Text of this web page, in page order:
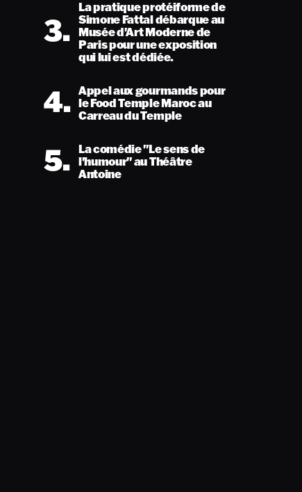
3.
La pratique protéiforme de
Simone Fattal débarque au
Musée d'Art Moderne de
Paris pour une exposition
qui lui est dédiée.
4. Appel aux gourmands pour
le Food Temple Maroc au
Carreau du Temple
5. La comédie "Le sens de
l'humour" au Théâtre
Antoine